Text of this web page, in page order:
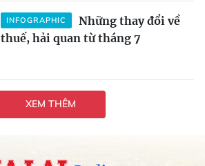
INFOGRAPHIC
Những thay đổi về
thuế, hải quan từ tháng 7
XEM THÊM